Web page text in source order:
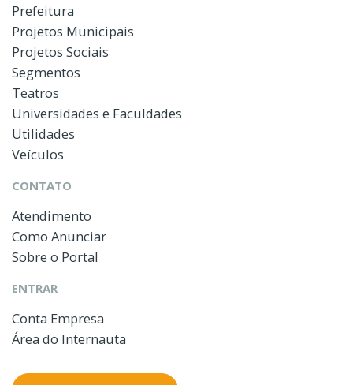
Prefeitura
Projetos Municipais
Projetos Sociais
Segmentos
Teatros
Universidades e Faculdades
Utilidades
Veículos
CONTATO
Atendimento
Como Anunciar
Sobre o Portal
ENTRAR
Conta Empresa
Área do Internauta